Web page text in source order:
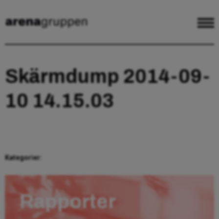
Skärmdump 2014-09-
10 14.15.03
Kategorier:
Rapporter